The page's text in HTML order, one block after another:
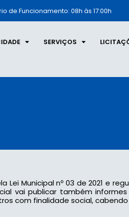
de Funcionamento: 08h às 17:00h
SERVIÇOS
Municipal nº 03 de 2021 e
vai publicar também
com finalidade social,